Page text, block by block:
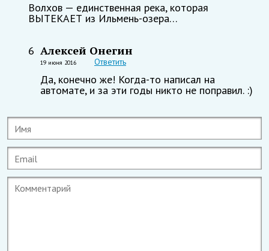
Волхов — единственная река, которая
ВЫТЕКАЕТ из Ильмень-озера…
6 Алексей Онегин
19 июня 2016 Ответить
Да, конечно же! Когда-то написал на
автомате, и за эти годы никто не поправил. :)